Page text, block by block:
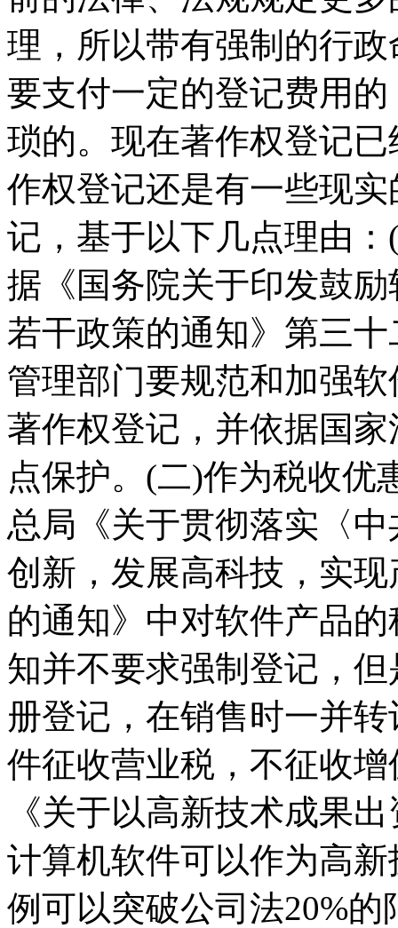
理，所以带有强制的行
要支付一定的登记费用
琐的。现在著作权登记
作权登记还是有一些现
记，基于以下几点理由
据《国务院关于印发鼓
若干政策的通知》第三
管理部门要规范和加强
著作权登记，并依据国
点保护。(二)作为税收
总局《关于贯彻落实〈
创新，发展高科技，实
的通知》中对软件产品
知并不要求强制登记，
册登记，在销售时一并
件征收营业税，不征收
《关于以高新技术成果
计算机软件可以作为高
例可以突破公司法20%